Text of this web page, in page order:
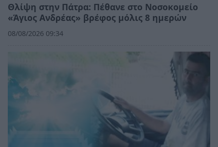
Θλίψη στην Πάτρα: Πέθανε στο Νοσοκομείο
«Άγιος Ανδρέας» βρέφος μόλις 8 ημερών
08/08/2026 09:34